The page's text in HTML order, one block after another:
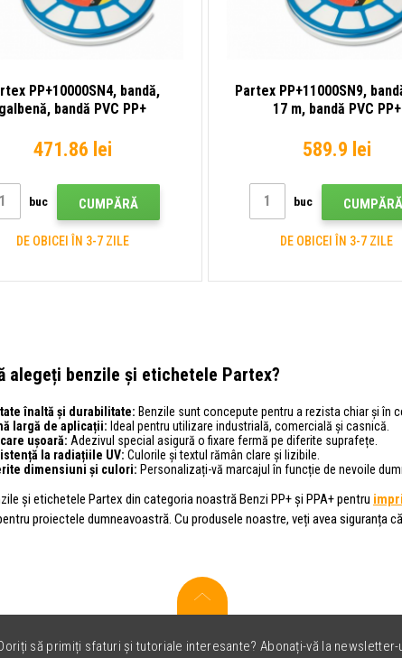
PP+10000SN4, bandă,
bandă PVC PP+
471.86 lei
buc CUMPĂRĂ
DE OBICEI ÎN 3-7 ZILE
Partex PP+11000SN9,
17 m, bandă PVC PP+
589.9 lei
buc CUMPĂRĂ
DE OBICEI ÎN 3-7 ZILE
alegeți benzile și etichetele Partex?
înaltă și durabilitate: Benzile sunt concepute pentru a rezista chiar și în
largă de aplicații: Ideal pentru utilizare industrială, comercială și casnică.
ușoară: Adezivul special asigură o fixare fermă pe diferite suprafețe.
la radiațiile UV: Culorile și textul rămân clare și lizibile.
dimensiuni și culori: Personalizați-vă marcajul în funcție de nevoile
și etichetele Partex din categoria noastră Benzi PP+ și PPA+ pentru
proiectele dumneavoastră. Cu produsele noastre, veți avea siguranța
să primiți sfaturi și tutoriale interesante? Abonați-vă la newsletter-